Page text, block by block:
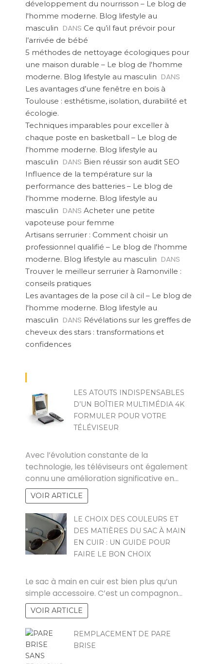
développement du nourrisson – Le blog de
l'homme moderne. Blog lifestyle au
masculin DANS Ce qu’il faut prévoir pour
l’arrivée de bébé
5 méthodes de nettoyage écologiques pour
une maison durable – Le blog de l'homme
moderne. Blog lifestyle au masculin DANS
Les avantages d’une fenêtre en bois à
Toulouse : esthétisme, isolation, durabilité et
écologie.
Techniques imparables pour exceller à
chaque poste en basketball – Le blog de
l'homme moderne. Blog lifestyle au
masculin DANS Bien réussir son audit SEO
Influence de la température sur la
performance des batteries – Le blog de
l'homme moderne. Blog lifestyle au
masculin DANS Acheter une petite
vapoteuse pour femme
Artisans serrurier : Comment choisir un
professionnel qualifié – Le blog de l'homme
moderne. Blog lifestyle au masculin DANS
Trouver le meilleur serrurier à Ramonville :
conseils pratiques
Les avantages de la pose cil à cil – Le blog de
l'homme moderne. Blog lifestyle au
masculin DANS Révélations sur les greffes de
cheveux des stars : transformations et
confidences
LES ATOUTS INDISPENSABLES
D’UN BOÎTIER MULTIMÉDIA 4K
FORMULER POUR VOTRE
TÉLÉVISEUR
Avec l’évolution constante de la
technologie, les téléviseurs ont également
connu une amélioration significative en…
VOIR ARTICLE
LE CHOIX DES COULEURS ET
DES MATIÈRES DU SAC À MAIN
EN CUIR : UN GUIDE POUR
FAIRE LE BON CHOIX
Le sac à main en cuir est bien plus qu’un
simple accessoire. C’est un compagnon…
VOIR ARTICLE
REMPLACEMENT DE PARE
BRISE